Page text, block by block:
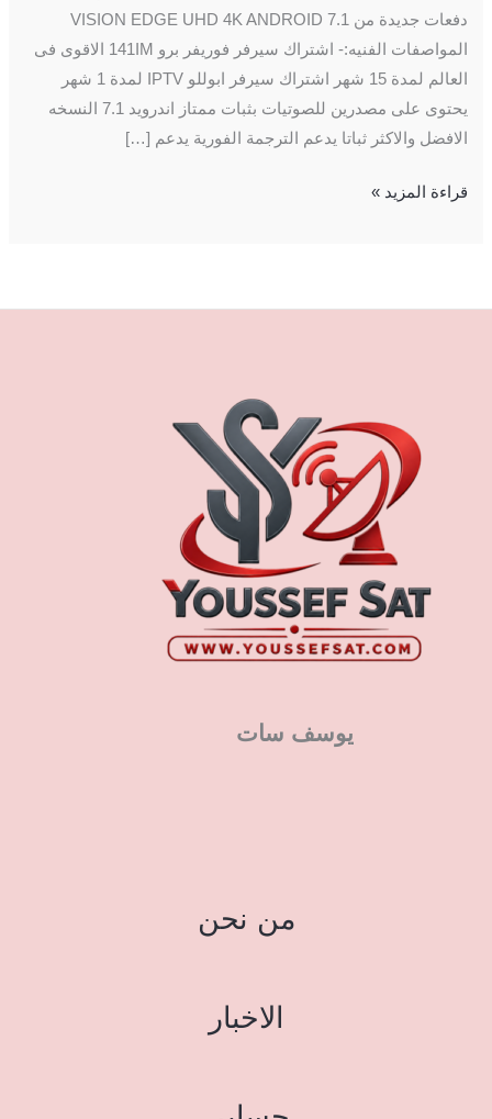
دفعات جديدة من VISION EDGE UHD 4K ANDROID 7.1
المواصفات الفنيه:- اشتراك سيرفر فوريفر برو 141IM الاقوى فى
العالم لمدة 15 شهر اشتراك سيرفر ابوللو IPTV لمدة 1 شهر
يحتوى على مصدرين للصوتيات بثبات ممتاز اندرويد 7.1 النسخه
الافضل والاكثر ثباتا يدعم الترجمة الفورية يدعم […]
قراءة المزيد »
يوسف سات
من نحن
الاخبار